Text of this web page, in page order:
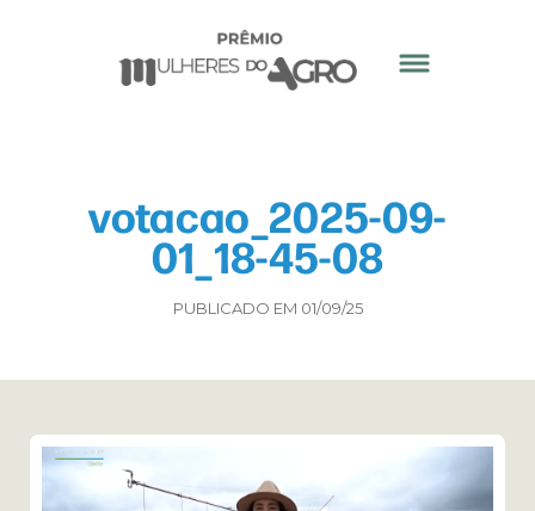
votacao_2025-09-
01_18-45-08
PUBLICADO EM 01/09/25